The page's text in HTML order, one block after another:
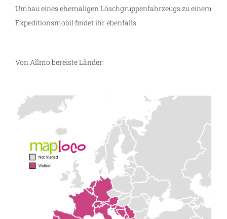
Umbau eines ehemaligen Löschgruppenfahrzeugs zu einem
Expeditionsmobil findet ihr ebenfalls.
Von Allmo bereiste Länder: